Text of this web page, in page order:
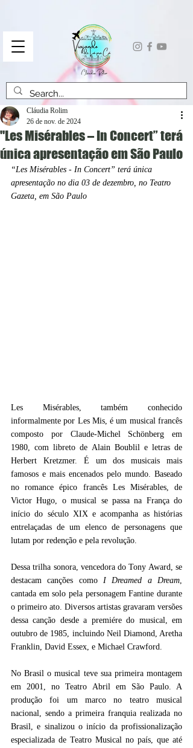
"Les Misérables – In Concert” terá
única apresentação em São Paulo
Cláudia Rolim
26 de nov. de 2024
“Les Misérables - In Concert” terá única
apresentação no dia 03 de dezembro, no Teatro
Gazeta, em São Paulo
Les Misérables, também conhecido
informalmente por Les Mis, é um musical francês
composto por Claude-Michel Schönberg em
1980, com libreto de Alain Boublil e letras de
Herbert Kretzmer. É um dos musicais mais
famosos e mais encenados pelo mundo. Baseado
no romance épico francês Les Misérables, de
Victor Hugo, o musical se passa na França do
início do século XIX e acompanha as histórias
entrelaçadas de um elenco de personagens que
lutam por redenção e pela revolução.
Dessa trilha sonora, vencedora do Tony Award, se
destacam canções como I Dreamed a Dream,
cantada em solo pela personagem Fantine durante
o primeiro ato. Diversos artistas gravaram versões
dessa canção desde a premiére do musical, em
outubro de 1985, incluindo Neil Diamond, Aretha
Franklin, David Essex, e Michael Crawford.
No Brasil o musical teve sua primeira montagem
em 2001, no Teatro Abril em São Paulo. A
produção foi um marco no teatro musical
nacional, sendo a primeira franquia realizada no
Brasil, e sinalizou o início da profissionalização
especializada de Teatro Musical no país, que até